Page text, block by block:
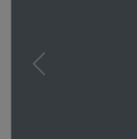
Previous